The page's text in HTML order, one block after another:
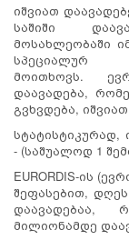
იშვიათ
საშიში
მოსახლეობაში
მოითხოვს.
დაავადება,
გვხვდება,
სტატისტიკურად,
- (საშუალოდ 1
EURORDIS-ის
შეფასებით,
დაავადებაა,
მილიონამდე